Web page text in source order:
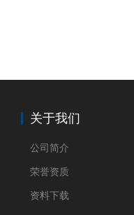
关于我们
公司简介
荣誉资质
资料下载